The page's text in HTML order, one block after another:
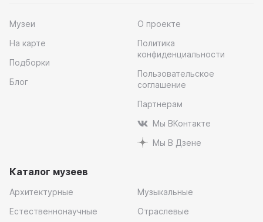
Музеи
На карте
Подборки
Блог
О проекте
Политика
конфиденциальности
Пользовательское
соглашение
Партнерам
Мы ВКонтакте
Мы В Дзене
Каталог музеев
Архитектурные
Естественнонаучные
Музыкальные
Отраслевые